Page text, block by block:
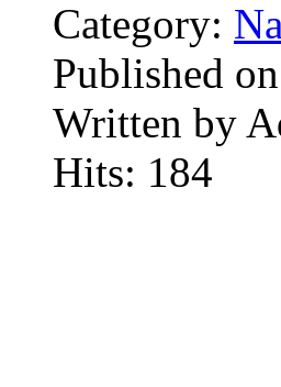
Category:
Published
Written by
Hits: 184